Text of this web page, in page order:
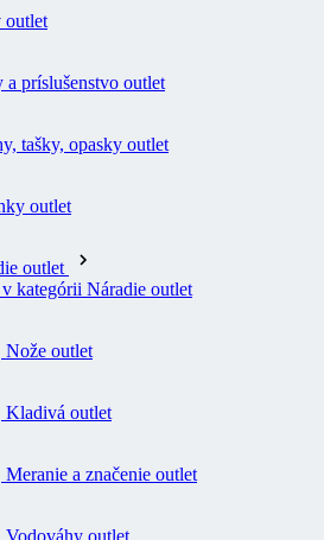
v kategórii Náradie outlet
Nože outlet